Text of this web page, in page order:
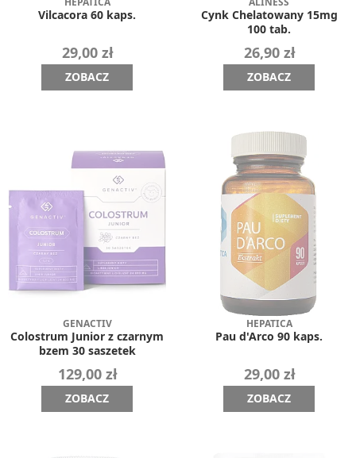
HEPATICA
Vilcacora 60 kaps.
29,00 zł
ZOBACZ
ALINESS
Cynk Chelatowany 15mg
100 tab.
26,90 zł
ZOBACZ
GENACTIV
Colostrum Junior z czarnym
bzem 30 saszetek
129,00 zł
ZOBACZ
HEPATICA
Pau d'Arco 90 kaps.
29,00 zł
ZOBACZ